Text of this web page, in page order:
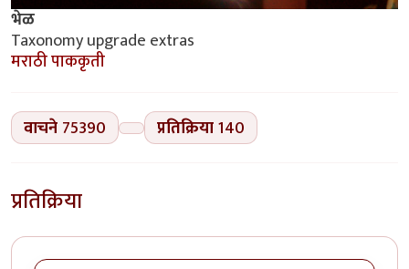
भेळ
Taxonomy upgrade extras
मराठी पाककृती
वाचने 75390 प्रतिक्रिया140
प्रतिक्रिया